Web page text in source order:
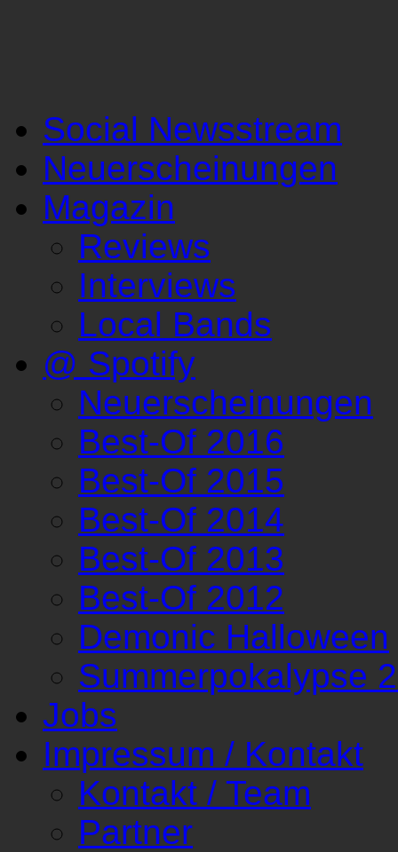
Social Newsstream
Neuerscheinungen
Magazin
Reviews
Interviews
Local Bands
@ Spotify
Neuerscheinungen
Best-Of 2016
Best-Of 2015
Best-Of 2014
Best-Of 2013
Best-Of 2012
Demonic Halloween
Summerpokalypse
Jobs
Impressum / Kontakt
Kontakt / Team
Partner